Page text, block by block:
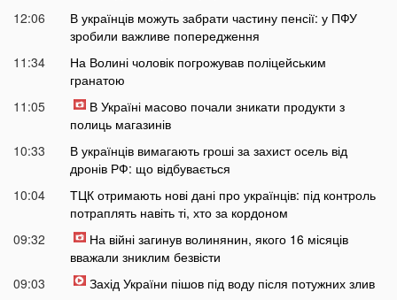
12:06
В українців можуть забрати частину пенсії: у ПФУ
зробили важливе попередження
11:34
На Волині чоловік погрожував поліцейським
гранатою
11:05
В Україні масово почали зникати продукти з
полиць магазинів
10:33
В українців вимагають гроші за захист осель від
дронів РФ: що відбувається
10:04
ТЦК отримають нові дані про українців: під контроль
потраплять навіть ті, хто за кордоном
09:32
На війні загинув волинянин, якого 16 місяців
вважали зниклим безвісти
09:03
Захід України пішов під воду після потужних злив